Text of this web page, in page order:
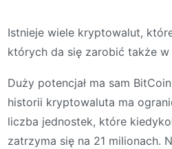
Istnieje wiele kryptowalut,
których da się zarobić także w
Duży potencjał ma sam
historii kryptowaluta ma
liczba jednostek, które
zatrzyma się na 21 milionach.